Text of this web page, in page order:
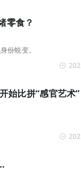
零食？
份蜕变。
始比拼“感官艺术”